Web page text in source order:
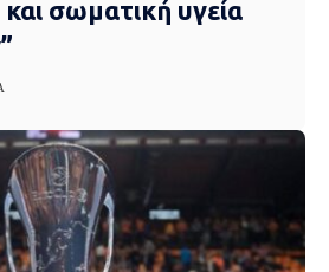
σωματική υγεία